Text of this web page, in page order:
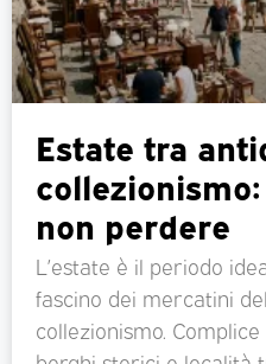
Estate tra
non perdere
L’estate è il periodo
fascino dei mercatini
collezionismo.